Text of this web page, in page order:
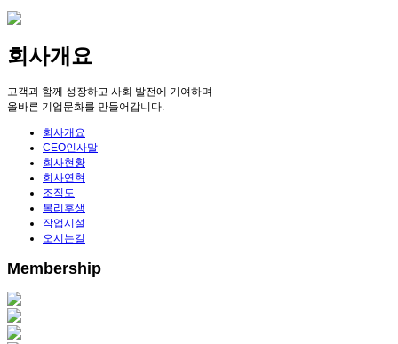
회사개요
고객과 함께 성장하고 사회 발전에 기여하며
올바른 기업문화를 만들어갑니다.
회사개요
CEO인사말
회사현황
회사연혁
조직도
복리후생
작업시설
오시는길
Membership